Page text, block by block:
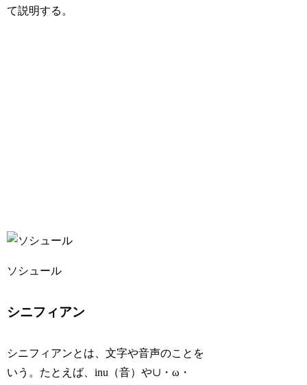
て説明する。
ソシュール
シニフィアン
シニフィアンとは、文字や音声のことを
いう。たとえば、inu（音）や∪・ω・